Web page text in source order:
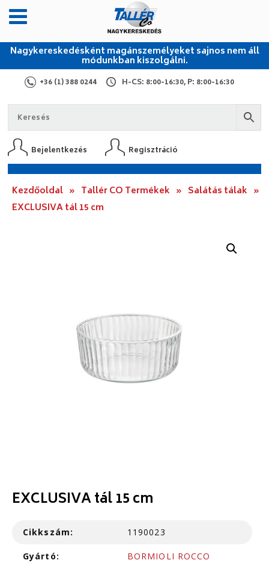
Nagykereskedésként magánszemélyeket sajnos nem áll
módunkban kiszolgálni.
+36 (1) 388 0244 H-CS: 8:00-16:30, P: 8:00-16:30
Bejelentkezés Regisztráció
Kezdőoldal » Tallér CO Termékek » Salátás tálak »
EXCLUSIVA tál 15 cm
EXCLUSIVA tál 15 cm
Cikkszám: 1190023
Gyártó: BORMIOLI ROCCO